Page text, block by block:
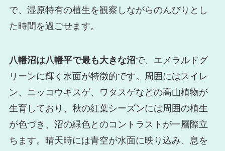
で、湿原特有の植生を観察しながらのんびりとし
た時間を過ごせます。
八幡沼は八幡平で最も大きな沼で、エメラルドグ
リーンに輝く水面が特徴的です。周囲にはスイレ
ン、ニッコウキスゲ、ワタスゲなどの高山植物が
生育しており、秋の紅葉シーズンには周囲の植生
が色づき、沼の緑色とのコントラストが一層際立
ちます。晴天時には青空が水面に映り込み、息を